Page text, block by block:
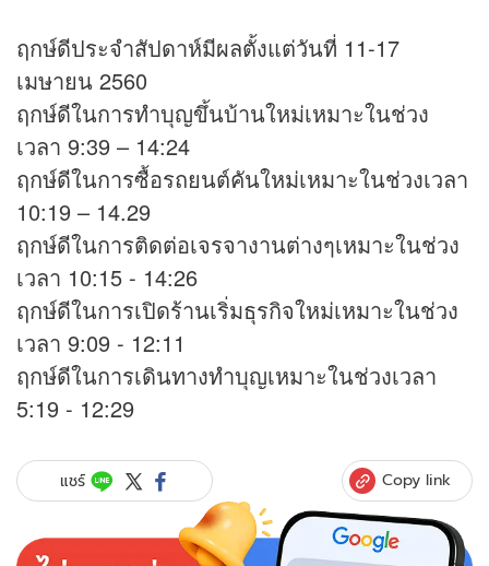
ฤกษ์ดีประจำสัปดาห์มีผลตั้งแต่วันที่ 11-17
เมษายน 2560
ฤกษ์ดีในการทำบุญขึ้นบ้านใหม่เหมาะในช่วง
เวลา 9:39 – 14:24
ฤกษ์ดีในการซื้อรถยนต์คันใหม่เหมาะในช่วงเวลา
10:19 – 14.29
ฤกษ์ดีในการติดต่อเจรจางานต่างๆเหมาะในช่วง
เวลา 10:15 - 14:26
ฤกษ์ดีในการเปิดร้านเริ่มธุรกิจใหม่เหมาะในช่วง
เวลา 9:09 - 12:11
ฤกษ์ดีในการเดินทางทำบุญเหมาะในช่วงเวลา
5:19 - 12:29
แชร์ Copy link